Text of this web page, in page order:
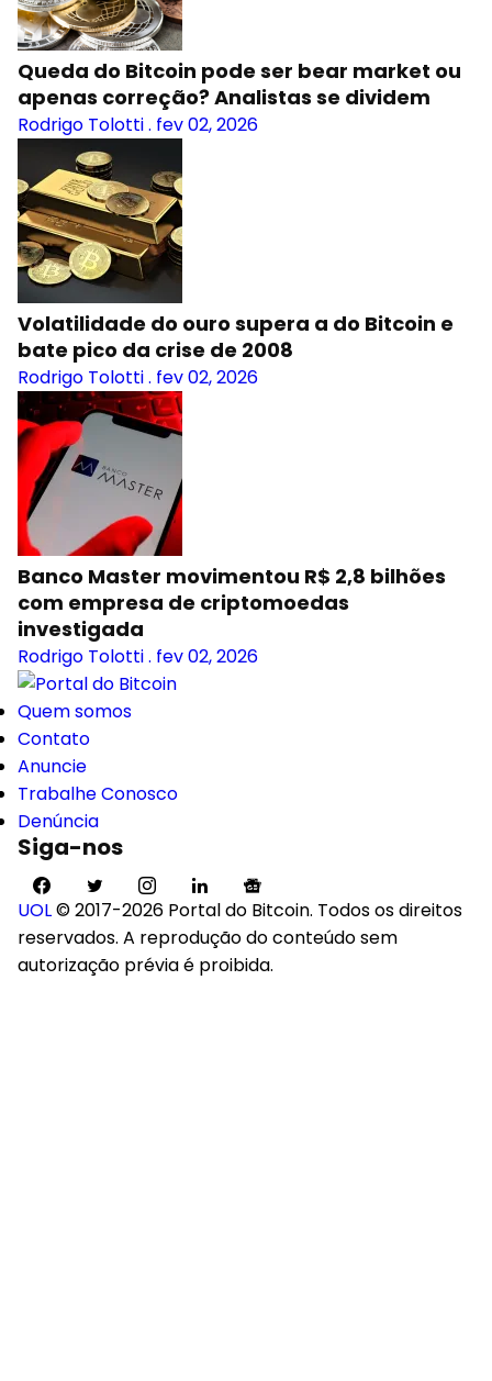
Queda do Bitcoin pode ser bear market ou
apenas correção? Analistas se dividem
Rodrigo Tolotti. fev 02, 2026
Volatilidade do ouro supera a do Bitcoin e
bate pico da crise de 2008
Rodrigo Tolotti. fev 02, 2026
Banco Master movimentou R$ 2,8 bilhões
com empresa de criptomoedas
investigada
Rodrigo Tolotti. fev 02, 2026
Quem somos
Contato
Anuncie
Trabalhe Conosco
Denúncia
Siga-nos
UOL© 2017-2026 Portal do Bitcoin. Todos os direitos
reservados. A reprodução do conteúdo sem
autorização prévia é proibida.